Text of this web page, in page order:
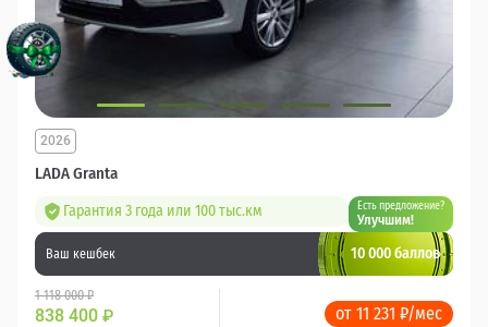
LADA Granta
2026
Гарантия 3 года или 100 тыс.км Есть предложение?
Улучшим!
Ваш кешбек 10 000 баллов
1 118 000 ₽
838 400 ₽ от 11 231 ₽/мес